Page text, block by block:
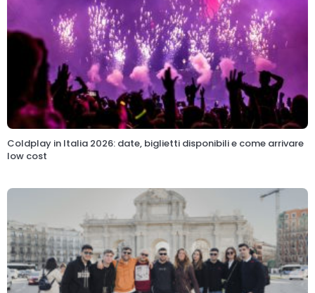
Coldplay in Italia 2026: date, biglietti disponibili e come arrivare
low cost